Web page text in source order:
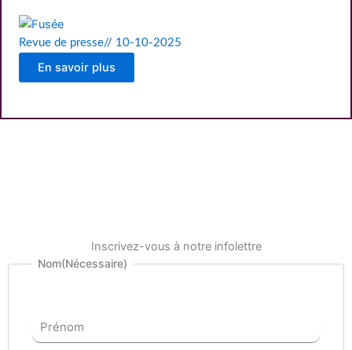
Revue de presse// 10-10-2025
En savoir plus
Inscrivez-vous à notre infolettre
Nom(Nécessaire)
Prénom
Nom